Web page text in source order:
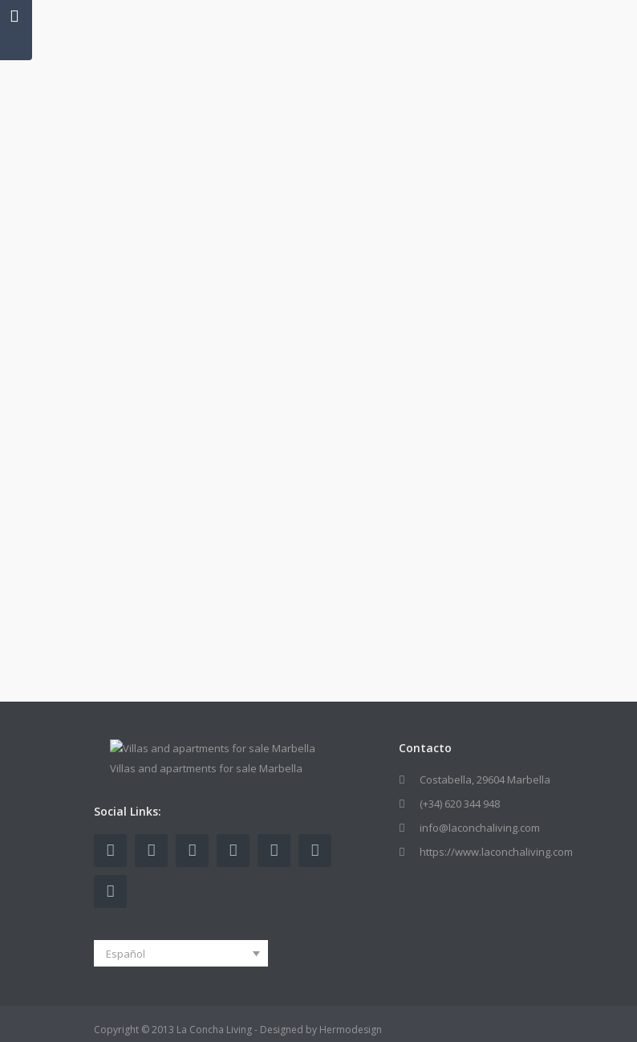
Villas and apartments for sale Marbella
Social Links:
Español
Contacto
Costabella, 29604 Marbella
(+34) 620 344 948
info@laconchaliving.com
https://www.laconchaliving.com
Copyright © 2013 La Concha Living - Designed by Hermodesign